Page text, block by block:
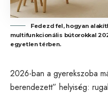
Fedezd fel, hogyan
multifunkcionális bútorokkal
egyetlen térben.
2026-ban a gyerekszoba
berendezett” helyiség: